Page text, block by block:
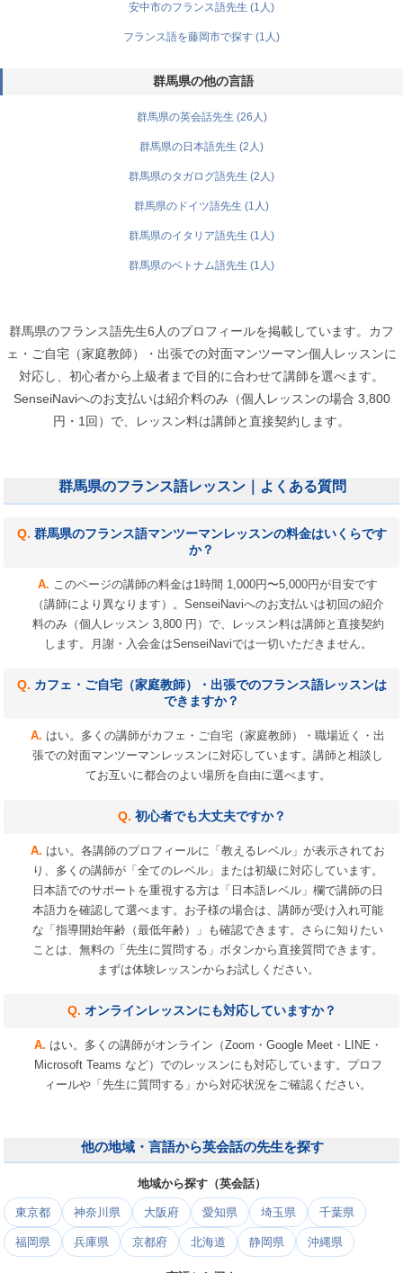
安中市のフランス語先生 (1人)
フランス語を藤岡市で探す (1人)
群馬県の他の言語
群馬県の英会話先生 (26人)
群馬県の日本語先生 (2人)
群馬県のタガログ語先生 (2人)
群馬県のドイツ語先生 (1人)
群馬県のイタリア語先生 (1人)
群馬県のベトナム語先生 (1人)
群馬県のフランス語先生6人のプロフィールを掲載しています。カフ
ェ・ご自宅（家庭教師）・出張での対面マンツーマン個人レッスンに
対応し、初心者から上級者まで目的に合わせて講師を選べます。
SenseiNaviへのお支払いは紹介料のみ（個人レッスンの場合 3,800
円・1回）で、レッスン料は講師と直接契約します。
群馬県のフランス語レッスン｜よくある質問
群馬県のフランス語マンツーマンレッスンの料金はいくらです
か？
このページの講師の料金は1時間 1,000円〜5,000円が目安です
（講師により異なります）。SenseiNaviへのお支払いは初回の紹介
料のみ（個人レッスン 3,800 円）で、レッスン料は講師と直接契約
します。月謝・入会金はSenseiNaviでは一切いただきません。
カフェ・ご自宅（家庭教師）・出張でのフランス語レッスンは
できますか？
はい。多くの講師がカフェ・ご自宅（家庭教師）・職場近く・出
張での対面マンツーマンレッスンに対応しています。講師と相談し
てお互いに都合のよい場所を自由に選べます。
初心者でも大丈夫ですか？
はい。各講師のプロフィールに「教えるレベル」が表示されてお
り、多くの講師が「全てのレベル」または初級に対応しています。
日本語でのサポートを重視する方は「日本語レベル」欄で講師の日
本語力を確認して選べます。お子様の場合は、講師が受け入れ可能
な「指導開始年齢（最低年齢）」も確認できます。さらに知りたい
ことは、無料の「先生に質問する」ボタンから直接質問できます。
まずは体験レッスンからお試しください。
オンラインレッスンにも対応していますか？
はい。多くの講師がオンライン（Zoom・Google Meet・LINE・
Microsoft Teams など）でのレッスンにも対応しています。プロフ
ィールや「先生に質問する」から対応状況をご確認ください。
他の地域・言語から英会話の先生を探す
地域から探す（英会話）
東京都 神奈川県 大阪府 愛知県 埼玉県 千葉県
福岡県 兵庫県 京都府 北海道 静岡県 沖縄県